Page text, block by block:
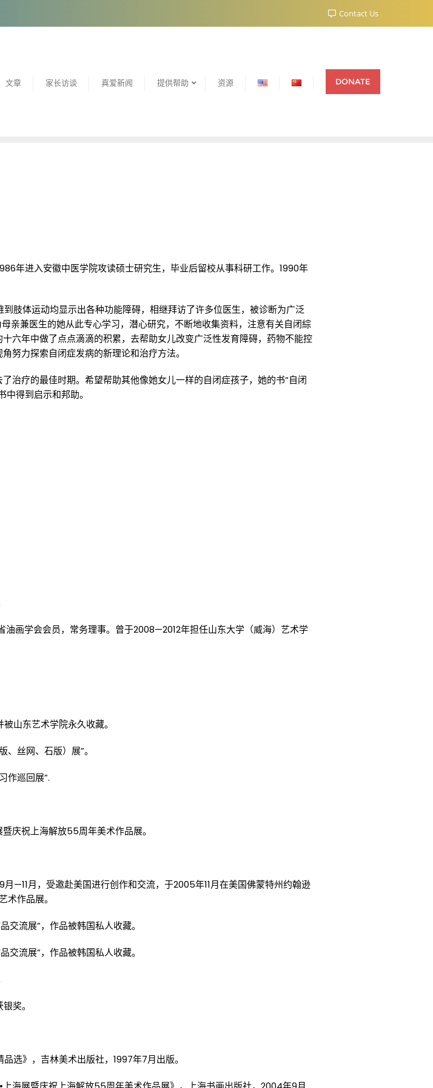
Contact Us
文章 家长访谈 真爱新闻 提供帮助 资源 DONATE
年进入安徽中医学院攻读硕士研究生，毕业后留校从事科研工作。1990年
肢体运动均显示出各种功能障碍，相继拜访了许多位医生，被诊断为广泛
亲兼医生的她从此专心学习，潜心研究，不断地收集资料，注意有关自闭綜
六年中做了点点滴滴的积累，去帮助女儿改变广泛性发育障碍，药物不能控
努力探索自闭症发病的新理论和治疗方法。
治疗的最佳时期。希望帮助其他像她女儿一样的自闭症孩子，她的书“自闭
得到启示和邦助。
画学会会员，常务理事。曾于2008—2012年担任山东大学（威海）艺术学
山东艺术学院永久收藏。
丝网、石版）展”。
作巡回展”.
庆祝上海解放55周年美术作品展。
—11月，受邀赴美国进行创作和交流，于2005年11月在美国佛蒙特州约翰逊
术作品展。
交流展”，作品被韩国私人收藏。
交流展”，作品被韩国私人收藏。
奖。
选》，吉林美术出版社，1997年7月出版。